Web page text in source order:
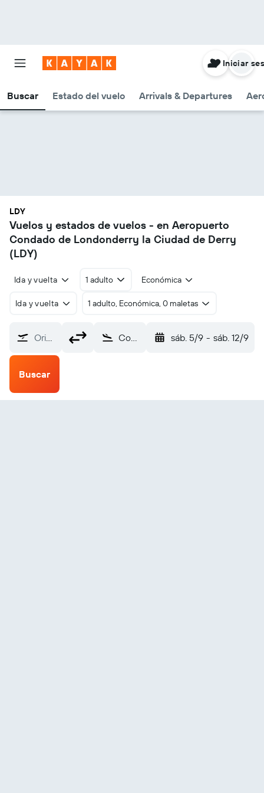
Buscar Estado del vuelo Arrivals & Departures
Iniciar
LDY
Vuelos y estados de vuelos - en Aeropuerto
Condado de Londonderry la Ciudad de Derry
(LDY)
Ida y vuelta 1 adulto Económica
Ida y vuelta 1 adulto, Económica, 0 maletas
Origen Condado de Londonderry la Ciudad de Derry (LDY) sáb. 5/9 - sáb. 12/9
Buscar